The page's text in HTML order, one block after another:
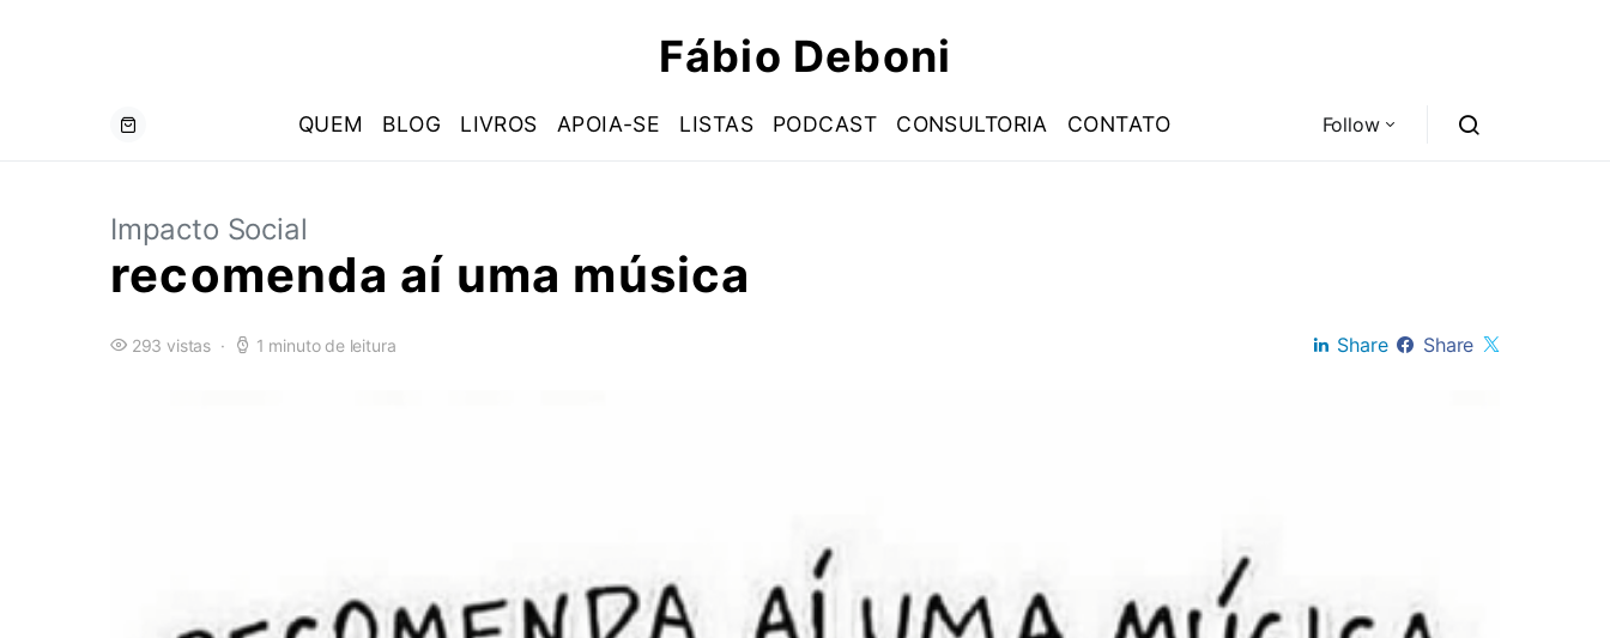
Fábio Deboni
QUEM BLOG LIVROS APOIA-SE LISTAS PODCAST CONSULTORIA CONTATO Follow
Impacto Social
recomenda aí uma música
293 vistas 1 minuto de leitura Share Share